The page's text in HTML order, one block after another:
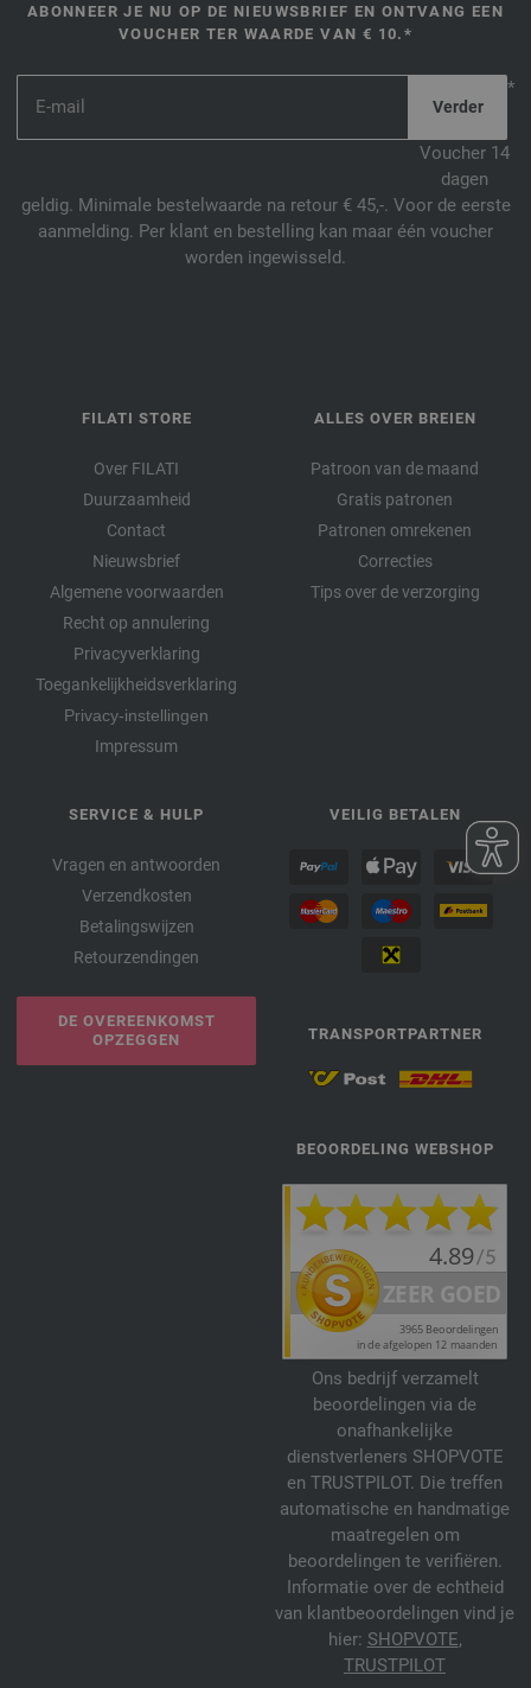
ABONNEER JE NU OP DE NIEUWSBRIEF EN ONTVANG EEN
VOUCHER TER WAARDE VAN € 10.*
*
Voucher 14
dagen
geldig. Minimale bestelwaarde na retour € 45,-. Voor de eerste
aanmelding. Per klant en bestelling kan maar één voucher
worden ingewisseld.
FILATI STORE
Over FILATI
Duurzaamheid
Contact
Nieuwsbrief
Algemene voorwaarden
Recht op annulering
Privacyverklaring
Toegankelijkheidsverklaring
Privacy-instellingen
Impressum
ALLES OVER BREIEN
Patroon van de maand
Gratis patronen
Patronen omrekenen
Correcties
Tips over de verzorging
SERVICE & HULP
Vragen en antwoorden
Verzendkosten
Betalingswijzen
Retourzendingen
DE OVEREENKOMST
OPZEGGEN
VEILIG BETALEN
TRANSPORTPARTNER
BEOORDELING WEBSHOP
Ons bedrijf verzamelt
beoordelingen via de
onafhankelijke
dienstverleners SHOPVOTE
en TRUSTPILOT. Die treffen
automatische en handmatige
maatregelen om
beoordelingen te verifiëren.
Informatie over de echtheid
van klantbeoordelingen vind je
hier: SHOPVOTE,
TRUSTPILOT